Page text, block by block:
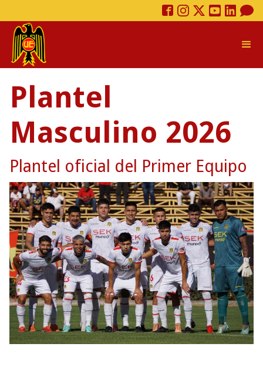
Plantel
Masculino 2026
Plantel oficial del Primer Equipo